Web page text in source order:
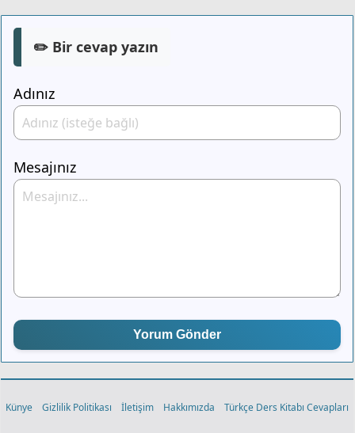
✏️ Bir cevap yazın
Adınız
Mesajınız
Yorum Gönder
Künye Gizlilik Politikası İletişim Hakkımızda Türkçe Ders Kitabı Cevapları